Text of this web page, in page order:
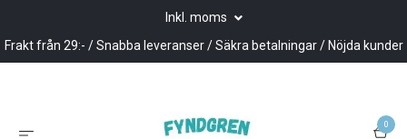
Inkl. moms
Frakt från 29:- / Snabba leveranser / Säkra betalningar / Nöjda kunder
0